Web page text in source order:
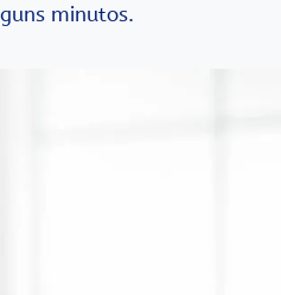
minutos.